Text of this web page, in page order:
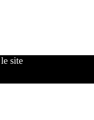
site